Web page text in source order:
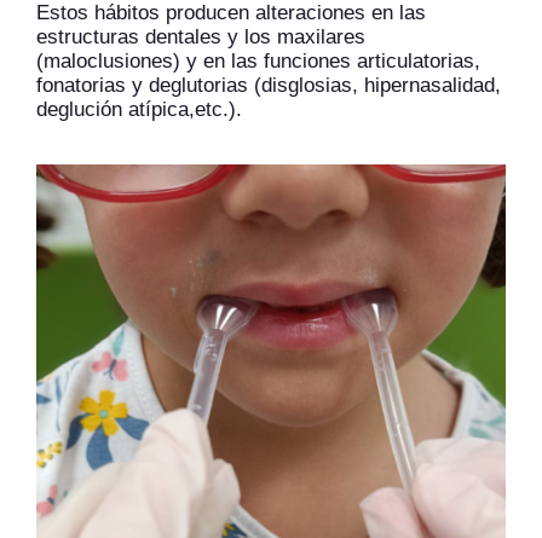
Estos hábitos producen alteraciones en las
estructuras dentales y los maxilares
(maloclusiones) y en las funciones articulatorias,
fonatorias y deglutorias (disglosias, hipernasalidad,
deglución atípica,etc.).